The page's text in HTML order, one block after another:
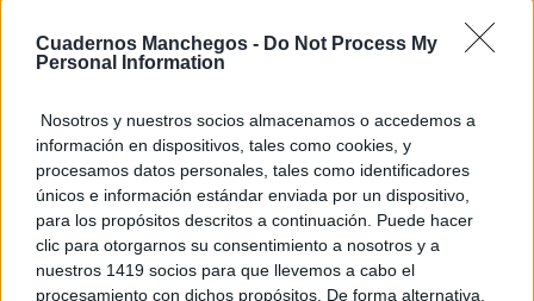
Cuadernos Manchegos - Do Not Process My
Personal Information
Nosotros y nuestros socios almacenamos o accedemos a
información en dispositivos, tales como cookies, y
procesamos datos personales, tales como identificadores
únicos e información estándar enviada por un dispositivo,
para los propósitos descritos a continuación. Puede hacer
clic para otorgarnos su consentimiento a nosotros y a
nuestros 1419 socios para que llevemos a cabo el
procesamiento con dichos propósitos. De forma alternativa,
de Castilla-La Mancha. Vich ha resaltado también el
trabajo de otras asociaciones de la provincia, como la
Ojos, que mantienen viva esta tradición.